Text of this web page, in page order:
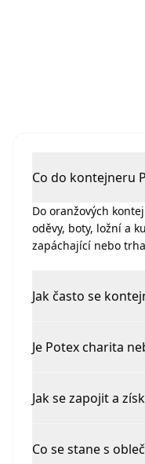
Co do kontejneru
Do oranžových
oděvy, boty, ložní a
zapáchající nebo
Jak často se
Je Potex charita
Jak se zapojit a
Co se stane s